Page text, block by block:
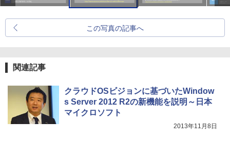
この写真の記事へ
関連記事
クラウドOSビジョンに基づいたWindow
s Server 2012 R2の新機能を説明～日本
マイクロソフト
2013年11月8日